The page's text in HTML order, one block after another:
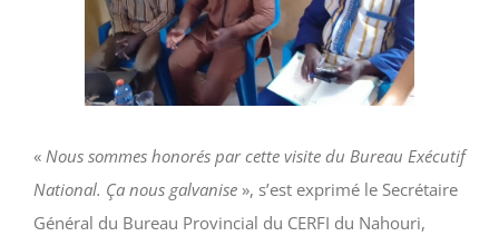
« Nous sommes honorés par cette visite du Bureau Exécutif
National. Ça nous galvanise », s’est exprimé le Secrétaire
Général du Bureau Provincial du CERFI du Nahouri,